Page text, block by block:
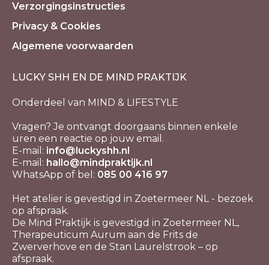
Verzorgingsinstructies
Privacy & Cookies
Algemene voorwaarden
LUCKY SHH EN DE MIND PRAKTIJK
Onderdeel van MIND & LIFESTYLE
Vragen? Je ontvangt doorgaans binnen enkele
uren een reactie op jouw email.
E-mail: info@luckyshh.nl
E-mail: hallo@mindpraktijk.nl
WhatsApp of bel: 085 00 416 97
Het atelier is gevestigd in Zoetermeer NL - bezoek
op afspraak.
De Mind Praktijk is gevestigd in Zoetermeer NL,
Therapeuticum Aurum aan de Frits de
Zwerverhove en de Stan Laurelstrook – op
afspraak.